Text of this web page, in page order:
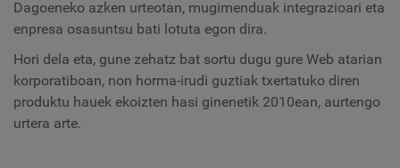
Dagoeneko azken urteotan, mugimenduak integrazioari eta
enpresa osasuntsu bati lotuta egon dira.
Hori dela eta, gune zehatz bat sortu dugu gure Web atarian
korporatiboan, non horma-irudi guztiak txertatuko diren
produktu hauek ekoizten hasi ginenetik 2010ean, aurtengo
urtera arte.